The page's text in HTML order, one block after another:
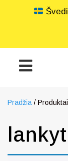
Pradžia /